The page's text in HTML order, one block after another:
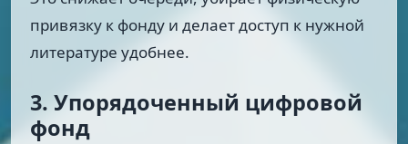
привязку к фонду и делает доступ к нужной
литературе удобнее.
3. Упорядоченный цифровой
фонд